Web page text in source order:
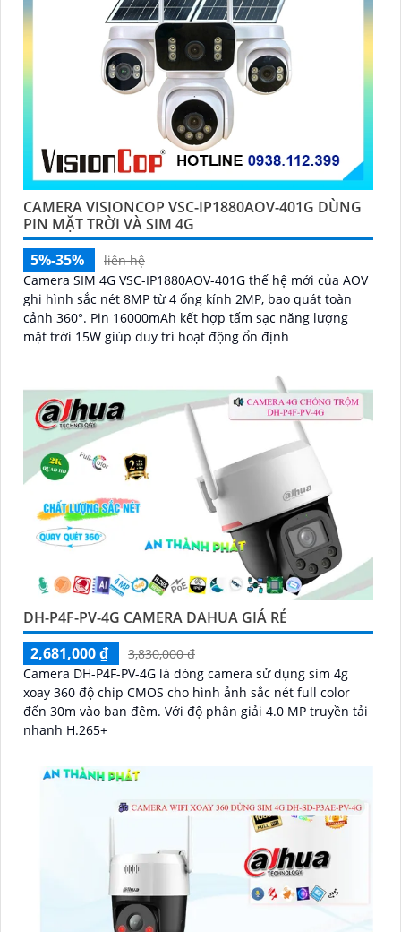
CAMERA VISIONCOP VSC-IP1880AOV-401G DÙNG
PIN MẶT TRỜI VÀ SIM 4G
5%-35%
liên hệ
Camera SIM 4G VSC-IP1880AOV-401G thế hệ mới của AOV
ghi hình sắc nét 8MP từ 4 ống kính 2MP, bao quát toàn
cảnh 360°. Pin 16000mAh kết hợp tấm sạc năng lượng
mặt trời 15W giúp duy trì hoạt động ổn định
DH-P4F-PV-4G CAMERA DAHUA GIÁ RẺ
2,681,000 ₫
3,830,000 ₫
Camera DH-P4F-PV-4G là dòng camera sử dụng sim 4g
xoay 360 độ chip CMOS cho hình ảnh sắc nét full color
đến 30m vào ban đêm. Với độ phân giải 4.0 MP truyền tải
nhanh H.265+